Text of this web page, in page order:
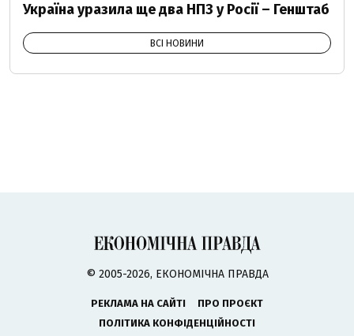
Україна уразила ще два НПЗ у Росії – Генштаб
ВСІ НОВИНИ
© 2005-2026, ЕКОНОМІЧНА ПРАВДА
РЕКЛАМА НА САЙТІ
ПРО ПРОЄКТ
ПОЛІТИКА КОНФІДЕНЦІЙНОСТІ